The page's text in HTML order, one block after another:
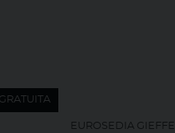
EUROSEDIA GIEFFE